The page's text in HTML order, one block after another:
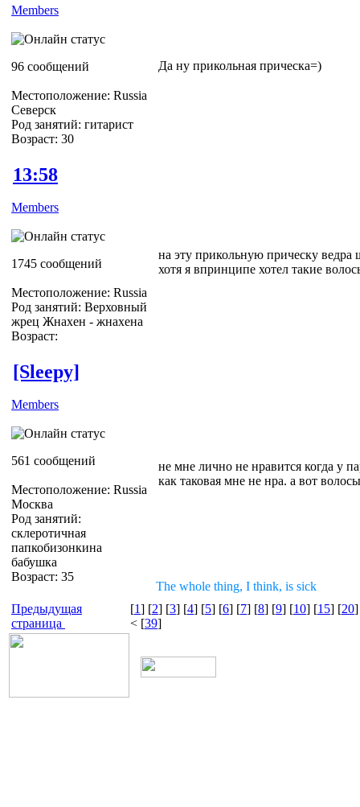
Members
96 сообщений
Местоположение: Russia
Северск
Род занятий: гитарист
Возраст: 30
Да ну прикольная прическа=)
13:58
Members
1745 сообщений
Местоположение: Russia
Род занятий: Верховный
жрец Жнахен - жнахена
Возраст:
на эту прикольную прическу ведра
хотя я впринципе хотел такие
[Sleepy]
Members
561 сообщений
Местоположение: Russia
Москва
Род занятий:
склеротичная
папкобизонкина
бабушка
Возраст: 35
не мне лично не нравится когда у
как таковая мне не нра. а вот
The whole thing, I think, is sick
Предыдущая
страница
[1] [2] [3] [4] [5] [6] [7] [8] [9] [10] [15] [20
< [39]